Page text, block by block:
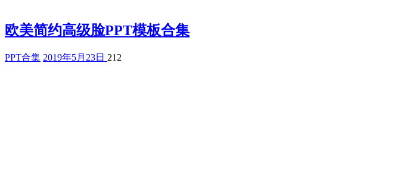
欧美简约高级脸PPT模板合集
PPT合集 2019年5月23日 212